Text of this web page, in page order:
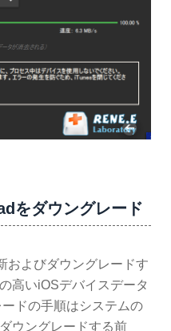
をダウングレード
およびダウングレードす
高いiOSデバイスデータ
ドの手順はシステムの
ウングレードする前